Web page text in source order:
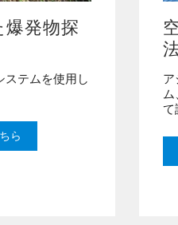
発物探
ステムを使用し
ら
ア
て